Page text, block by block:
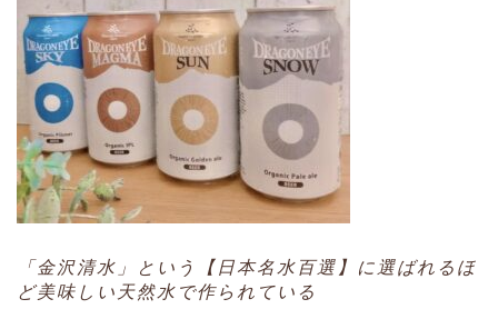
「金沢清水」という【日本名水百選】に選ばれるほ
ど美味しい天然水で作られている